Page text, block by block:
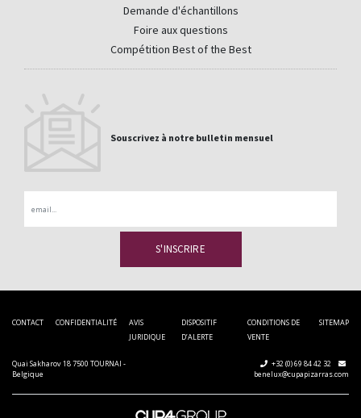
Demande d'échantillons
Foire aux questions
Compétition Best of the Best
Souscrivez à notre bulletin mensuel
CONTACT CONFIDENTIALITÉ
AVIS
JURIDIQUE
DISPOSITIF
D’ALERTE
CONDITIONS DE
VENTE
SITEMAP
Quai Sakharov 18 7500 TOURNAI -
Belgique
+32 (0) 69 84 42 32
benelux@cupapizarras.com